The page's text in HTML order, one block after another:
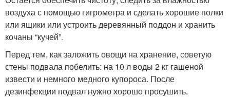
воздуха с помощью гигрометра и сделать хорошие полки
или ящики или устроить деревянный поддон и хранить
кочаны “кучей”.
Перед тем, как заложить овощи на хранение, советую
стены подвала побелить: на 10 л воды 2 кг гашеной
извести и немного медного купороса. После
дезинфекции подвал нужно хорошо просушить.